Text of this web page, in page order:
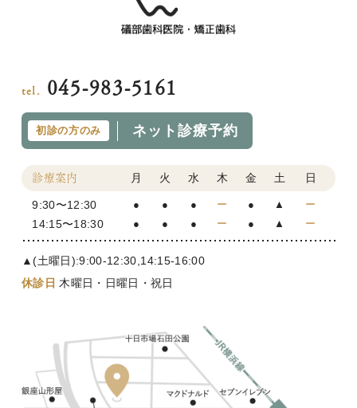
tel. 045-983-5161
初診の方のみ ネット診療予約
診療案内 月 火 水 木 金 土 日
9:30〜12:30 ● ● ● ー ● ▲ ー
14:15〜18:30 ● ● ● ー ● ▲ ー
▲(土曜日):9:00-12:30,14:15-16:00
休診日 木曜日・日曜日・祝日